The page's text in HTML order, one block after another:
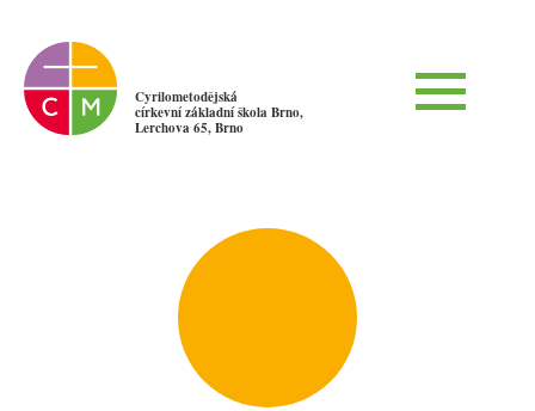
Cyrilometodějská
církevní základní škola Brno,
Lerchova 65, Brno